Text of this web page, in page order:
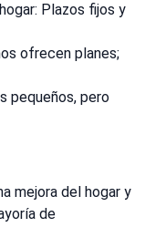
Plazos fijos y
ofrecen planes;
pequeños, pero
mejora del hogar y
de